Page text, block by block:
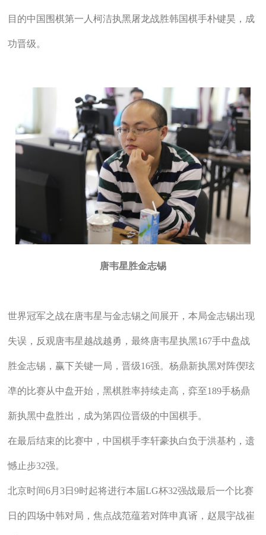
目的中国围棋第一人柯洁执黑屠龙战胜韩国棋手朴键昊，成
功晋级。
唐韦星胜金志锡
世界冠军之战在唐韦星与金志锡之间展开，本局金志锡出现
失误，反观唐韦星越战越勇，最终唐韦星执黑167手中盘战
胜金志锡，赢下关键一局，晋级16强。杨鼎新执黑对阵偰玹
凖的比赛从中盘开始，黑棋胜率持续走高，弈至189手杨鼎
新执黑中盘胜出，成为第四位晋级的中国棋手。
在最后结束的比赛中，中国棋手李轩豪执白负于洪基杓，遗
憾止步32强。
北京时间6月3日9时起将进行本届LG杯32强战最后一个比赛
日的四场中韩对局，焦点战范蕴若对阵申真谞，赵晨宇战崔